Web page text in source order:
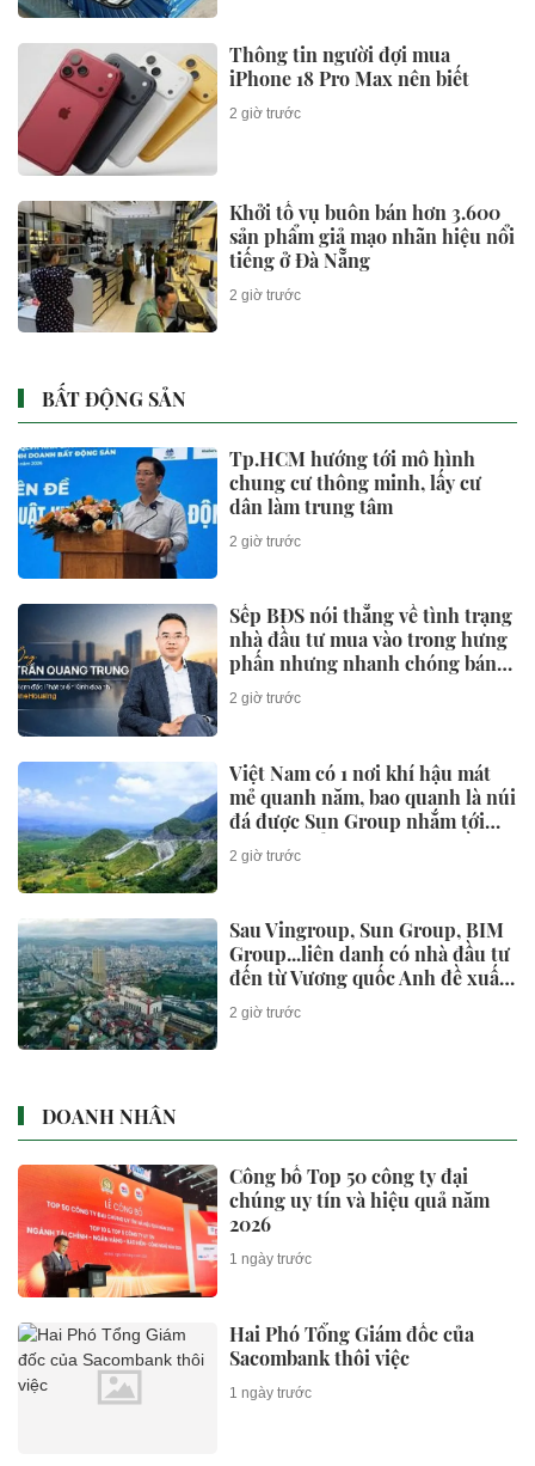
Thông tin người đợi mua
iPhone 18 Pro Max nên biết
2 giờ trước
Khởi tố vụ buôn bán hơn 3.600
sản phẩm giả mạo nhãn hiệu nổi
tiếng ở Đà Nẵng
2 giờ trước
BẤT ĐỘNG SẢN
Tp.HCM hướng tới mô hình
chung cư thông minh, lấy cư
dân làm trung tâm
2 giờ trước
Sếp BĐS nói thẳng về tình trạng
nhà đầu tư mua vào trong hưng
phấn nhưng nhanh chóng bán
ra trong tâm lý hoảng loạn khi
xuất hiện những tín hiệu chưa
2 giờ trước
Việt Nam có 1 nơi khí hậu mát
mẻ quanh năm, bao quanh là núi
đá được Sun Group nhắm tới
làm siêu tổ hợp 21.000 tỷ đồng
gồm cáp treo, tắm khoáng, khu
2 giờ trước
Sau Vingroup, Sun Group, BIM
Group...liên danh có nhà đầu tư
đến từ Vương quốc Anh đề xuất
làm siêu dự án 18 tỷ USD, quy
mô 6.500ha tại địa phương sắp
2 giờ trước
DOANH NHÂN
Công bố Top 50 công ty đại
chúng uy tín và hiệu quả năm
2026
1 ngày trước
Hai Phó Tổng Giám đốc của
Sacombank thôi việc
1 ngày trước